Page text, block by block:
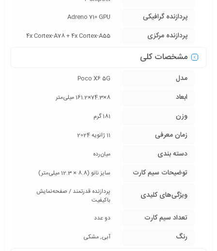
پردازنده‌ گرافیکی Adreno 710 GPU
پردازنده‌ مرکزی 4x Cortex-A78 + 4x Cortex-A55
مشخصات کلی
مدل Poco X6 5G
ابعاد 8×74.3×161.2 میلی‌متر
وزن 181 گرم
زمان معرفی 11 ژانویه 2024
دسته ‌بندی ‌میان‌رده
توضیحات سیم کارت سایز نانو (8.8 × 12.3 میلی‌متر)
ویژگی‌های کلیدی
پردازنده قدرتمند / صفحه‌نمایش
باکیفیت
تعداد سیم کارت دو عدد
رنگ آبی, مشکی